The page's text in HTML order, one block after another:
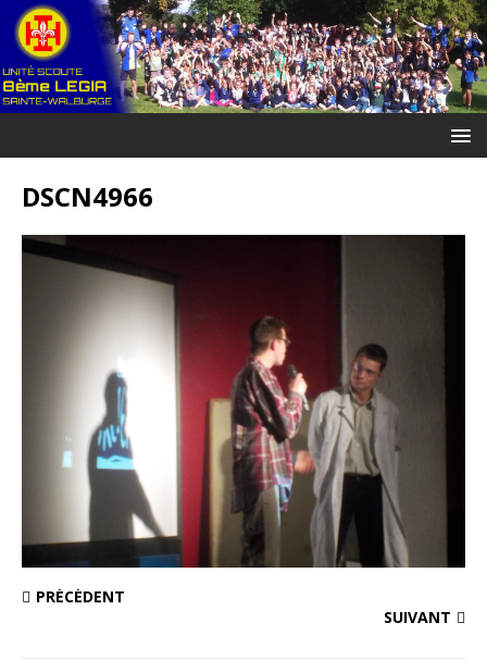
DSCN4966
PRÉCÉDENT
SUIVANT